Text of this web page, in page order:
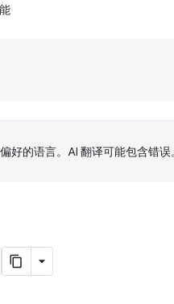
好的语言。AI 翻译可能包含错误。